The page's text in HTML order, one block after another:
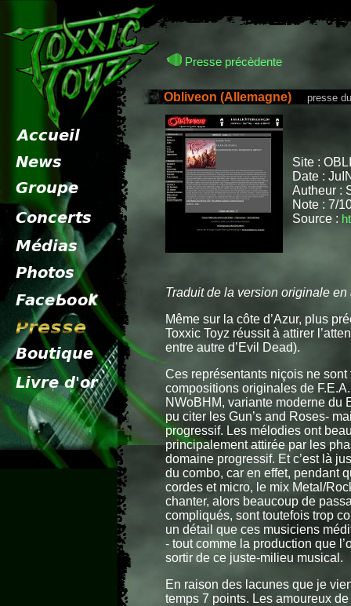
Presse précèdente
Obliveon (Allemagne) presse du
Site :
Date :
Autheur :
Note : 7/
Source :
Traduit de la version originale en
Même sur la côte d’Azur, plus
Toxxic Toyz réussit à attirer
entre autre d’Evil Dead).
Ces représentants niçois ne
compositions originales de
NWoBHM, variante moderne du
pu citer les Gun’s and Roses-
progressif. Les mélodies ont
principalement attirée par les
domaine progressif. Et c’est là
du combo, car en effet, pendant
cordes et micro, le mix Metal/
chanter, alors beaucoup de
compliqués, sont toutefois trop
un détail que ces musiciens
- tout comme la production que
sortir de ce juste-milieu musical.
En raison des lacunes que je
temps 7 points. Les amoureux